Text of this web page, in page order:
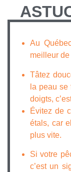
Au
meilleur
Tâtez
la peau
doigts,
Évitez de
étals, car
plus vite.
Si votre
c’est un